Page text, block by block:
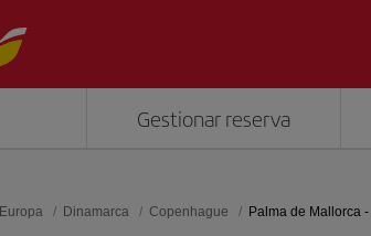
Gestionar reserva
Europa Dinamarca Copenhague Palma de Mallorca